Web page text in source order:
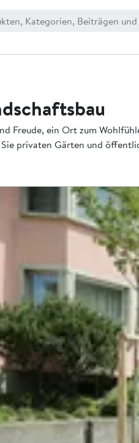
Freude, ein Ort zum
privaten Gärten und